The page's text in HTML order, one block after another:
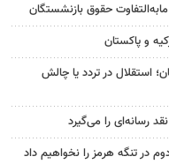
حقوق بازنشستگان
و پاکستان
استقلال در تردد یا چالش
رسانه‌ای را می‌گیرد
در تنگه هرمز را نخواهیم داد